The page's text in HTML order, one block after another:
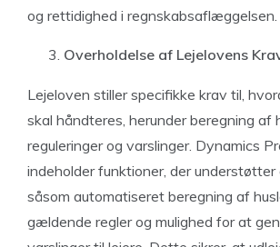
og rettidighed i regnskabsaflæggelsen.
Overholdelse af Lejelovens
Lejeloven stiller specifikke krav til,
skal håndteres, herunder beregning af
reguleringer og varslinger. Dynamics
indeholder funktioner, der understøtter
såsom automatiseret beregning af
gældende regler og mulighed for at